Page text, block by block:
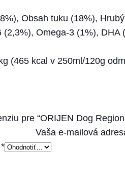
Obsah tuku (18%),
(2,3%), Omega-3 (1%),
(465 kcal v 250ml/120g
pre “ORIJEN Dog
Vaša e-mailová
*